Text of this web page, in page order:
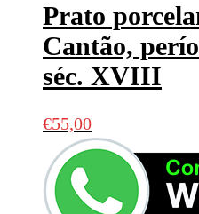
Prato
Cantão,
séc. XVIII
€55,00